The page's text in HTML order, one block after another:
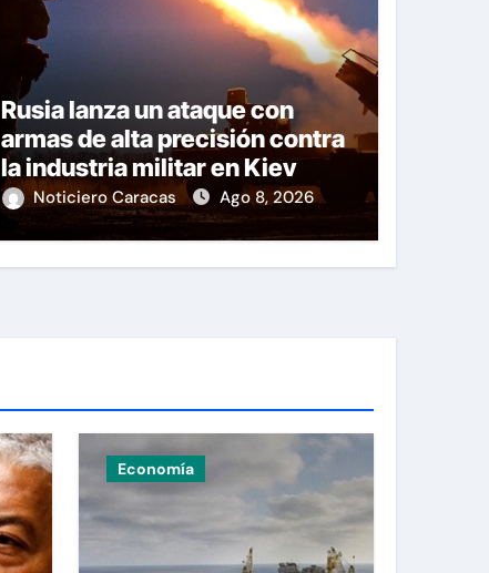
Rusia lanza un ataque con
armas de alta precisión contra
la industria militar en Kiev
Noticiero Caracas Ago 8, 2026
Economía